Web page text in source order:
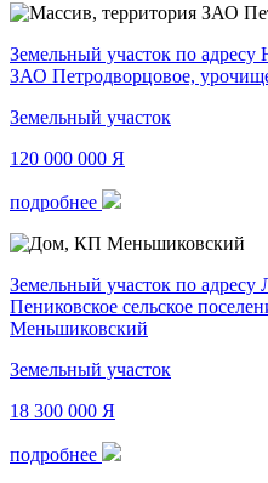
Земельный участок по адресу
ЗАО Петродворцовое,
Земельный участок
120 000 000 Я
подробнее
Земельный участок по адресу
Пениковское сельское
Меньшиковский
Земельный участок
18 300 000 Я
подробнее